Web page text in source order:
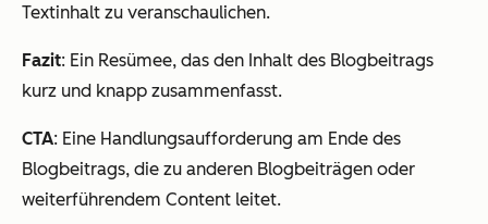
Textinhalt zu veranschaulichen.
Fazit: Ein Resümee, das den Inhalt des Blogbeitrags
kurz und knapp zusammenfasst.
CTA: Eine Handlungsaufforderung am Ende des
Blogbeitrags, die zu anderen Blogbeiträgen oder
weiterführendem Content leitet.